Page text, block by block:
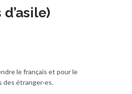
le français et pour le
des étranger·es.